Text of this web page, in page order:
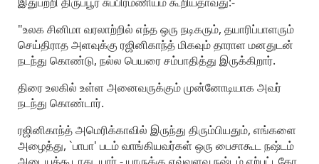
"உலக சினிமா வரலாற்றில் எந்த ஒரு நடிகரும், தயாரிப்பாளரும்
செய்திராத அளவுக்கு ரஜினிகாந்த் மிகவும் தாராள மனதுடன்
நடந்து கொண்டு, நல்ல பெயரை சம்பாதித்து இருக்கிறார்.
திரை உலகில் உள்ள அனைவருக்கும் முன்னோடியாக அவர்
நடந்து கொண்டார்.
ரஜினிகாந்த் அமெரிக்காவில் இருந்து திரும்பியதும், எங்களை
அழைத்து, `பாபா' படம் வாங்கியவர்கள் ஒரு பைசாகூட நஷ்டம்